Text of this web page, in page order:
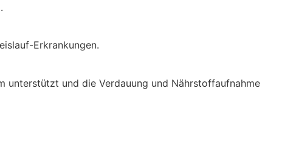
Erkrankungen.
unterstützt und die Verdauung und Nährstoffaufnahme